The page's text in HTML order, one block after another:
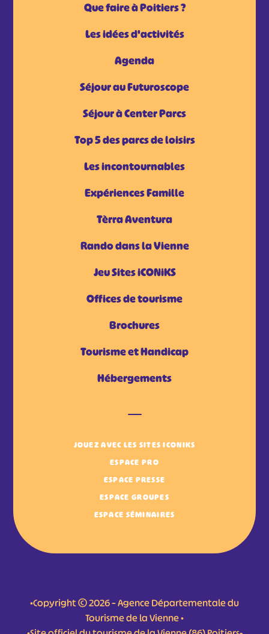
Que faire à Poitiers ?
Les idées d'activités
Agenda
Séjour au Futuroscope
Séjour à Center Parcs
Top 5 des parcs de loisirs
Les incontournables
Expériences Famille
Tèrra Aventura
Rando dans la Vienne
Jeu Sites iCONiKS
Offices de tourisme
Brochures
Tourisme et Handicap
Hébergements
JOUEZ AVEC LES SITES ICONIKS
ESPACE PRO
ESPACE PRESSE
ESPACE GROUPES
ESPACE SÉMINAIRES
•Copyright © 2026 – Agence Départementale du
Tourisme de la Vienne •